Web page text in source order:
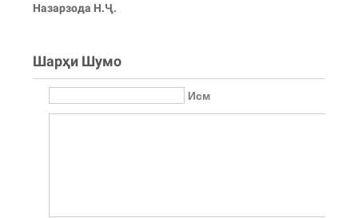
Назарзода Н.Ҷ.
Шарҳи Шумо
Исм